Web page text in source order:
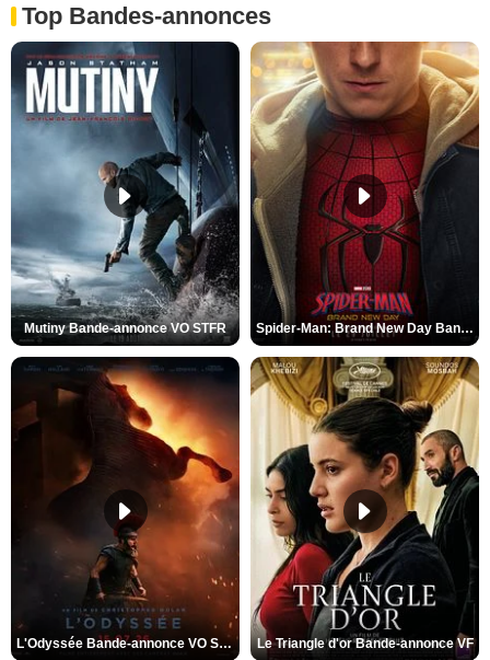
Top Bandes-annonces
Mutiny Bande-annonce VO STFR Spider-Man: Brand New Day Bande-annonce VO STFR
L'Odyssée Bande-annonce VO STFR Le Triangle d'or Bande-annonce VF